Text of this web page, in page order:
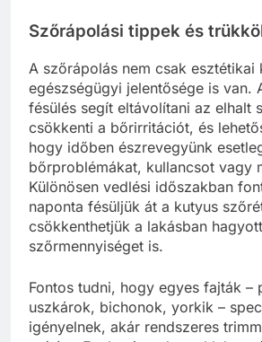
Szőrápolási tippek és
A szőrápolás nem csak esztétikai
egészségügyi jelentősége is van.
fésülés segít eltávolítani az elhalt
csökkenti a bőrirritációt, és
hogy időben észrevegyünk
bőrproblémákat, kullancsot vagy
Különösen vedlési időszakban
naponta fésüljük át a kutyus
csökkenthetjük a lakásban hagyott
szőrmennyiséget is.
Fontos tudni, hogy egyes fajták –
uszkárok, bichonok, yorkik –
igényelnek, akár rendszeres